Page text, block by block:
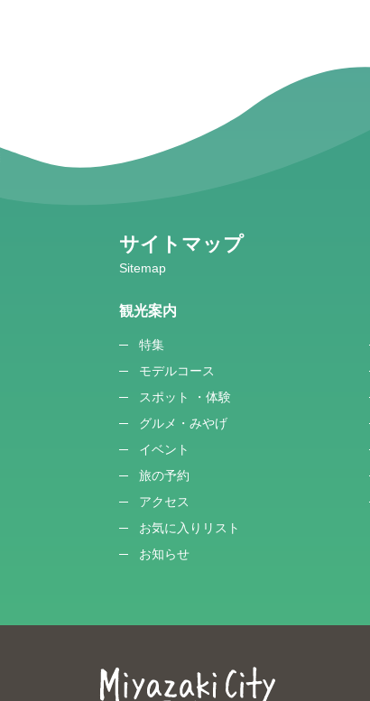
サイトマップ
観光案内
特集
モデルコース
スポット ・体験
グルメ・みやげ
イベント
旅の予約
アクセス
お気に入りリスト
お知らせ